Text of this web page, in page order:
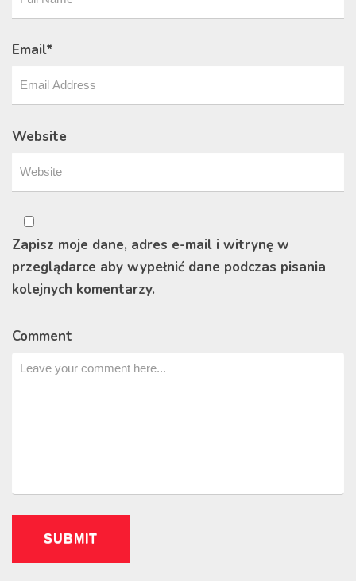
Email*
Website
Zapisz moje dane, adres e-mail i witrynę w
przeglądarce aby wypełnić dane podczas pisania
kolejnych komentarzy.
Comment